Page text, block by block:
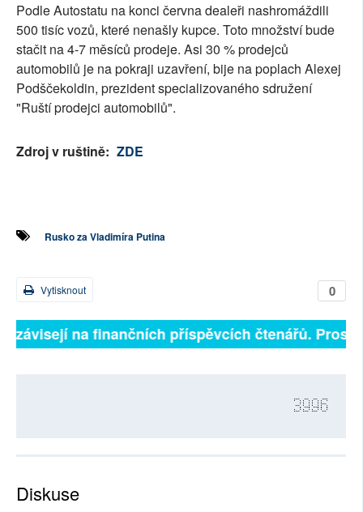
Podle Autostatu na konci června dealeři nashromáždili
500 tisíc vozů, které nenašly kupce. Toto množství bude
stačit na 4-7 měsíců prodeje. Asi 30 % prodejců
automobilů je na pokraji uzavření, bije na poplach Alexej
Podščekoldin, prezident specializovaného sdružení
"Ruští prodejci automobilů".
Zdroj v ruštině: ZDE
Rusko za Vladimíra Putina
0
Vytisknout
na finančních příspěvcích čtenářů.
3996
Diskuse